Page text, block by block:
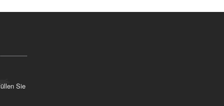
Sie